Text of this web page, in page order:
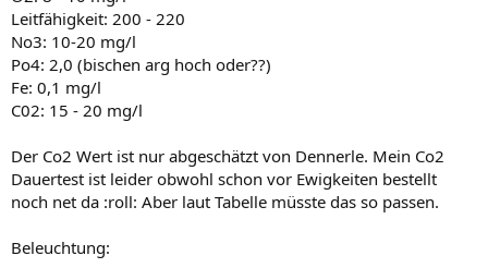
Leitfähigkeit: 200 - 220
No3: 10-20 mg/l
Po4: 2,0 (bischen arg hoch oder??)
Fe: 0,1 mg/l
C02: 15 - 20 mg/l
Der Co2 Wert ist nur abgeschätzt von Dennerle. Mein Co2
Dauertest ist leider obwohl schon vor Ewigkeiten bestellt
noch net da :roll: Aber laut Tabelle müsste das so passen.
Beleuchtung: